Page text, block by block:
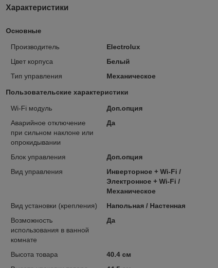
Характеристики
Основные
Производитель
Electrolux
Цвет корпуса
Белый
Тип управления
Механическое
Пользовательские характеристики
Wi-Fi модуль
Доп.опция
Аварийное отключение
при сильном наклоне или
опрокидывании
Да
Блок управления
Доп.опция
Вид управления
Инверторное + Wi-Fi /
Электронное + Wi-Fi /
Механическое
Вид установки (крепления)
Напольная / Настенная
Возможность
использования в ванной
комнате
Да
Высота товара
40.4 см